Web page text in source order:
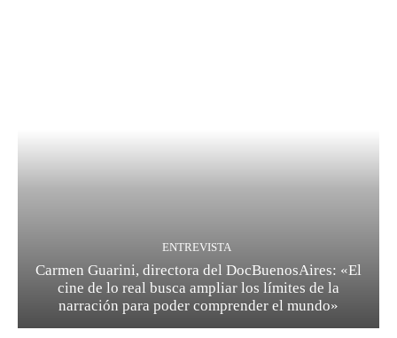
ENTREVISTA
Carmen Guarini, directora del DocBuenosAires: «El
cine de lo real busca ampliar los límites de la
narración para poder comprender el mundo»